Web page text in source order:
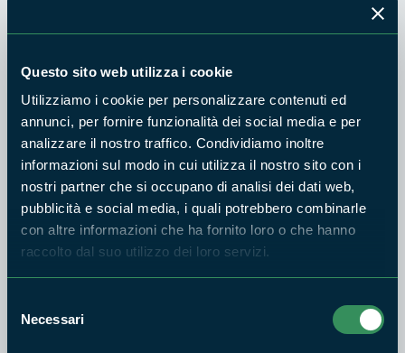
Questo sito web utilizza i cookie
Utilizziamo i cookie per personalizzare contenuti ed
annunci, per fornire funzionalità dei social media e per
analizzare il nostro traffico. Condividiamo inoltre
informazioni sul modo in cui utilizza il nostro sito con i
nostri partner che si occupano di analisi dei dati web,
pubblicità e social media, i quali potrebbero combinarle
con altre informazioni che ha fornito loro o che hanno
raccolto dal suo utilizzo dei loro servizi.
delNecessari
pratiche e procedure da seguire. È pertanto ad essi che il
anche agli Uffici dell'Ente Monti Cimini si possono richiedere
informazioni sulle procedure da seguire per il rilascio del nulla
osta necessario all'amministrazione comunale (assieme a
percorso autorizzativo.
COME
Come sopra delineato, la modulistica e la relativa
documentazione richiesta cambiano a seconda del tipo di
del nulla osta, che si sviluppa in
, nelle quali il